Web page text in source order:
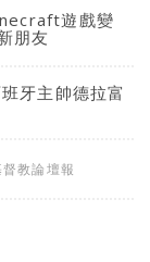
遊戲變
朋友
牙主帥德拉富
督教論壇報